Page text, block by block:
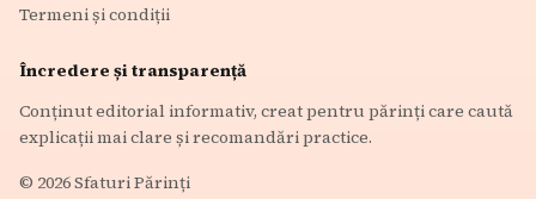
Termeni și condiții
Încredere și transparență
Conținut editorial informativ, creat pentru părinți care caută
explicații mai clare și recomandări practice.
© 2026Sfaturi Părinți